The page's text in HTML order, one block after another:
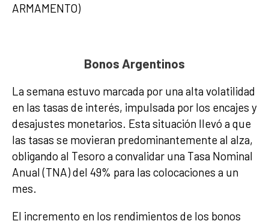
ARMAMENTO)
Bonos Argentinos
La semana estuvo marcada por una alta volatilidad
en las tasas de interés, impulsada por los encajes y
desajustes monetarios. Esta situación llevó a que
las tasas se movieran predominantemente al alza,
obligando al Tesoro a convalidar una Tasa Nominal
Anual (TNA) del 49% para las colocaciones a un
mes.
El incremento en los rendimientos de los bonos